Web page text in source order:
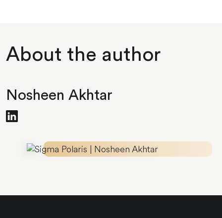
About the author
Nosheen Akhtar